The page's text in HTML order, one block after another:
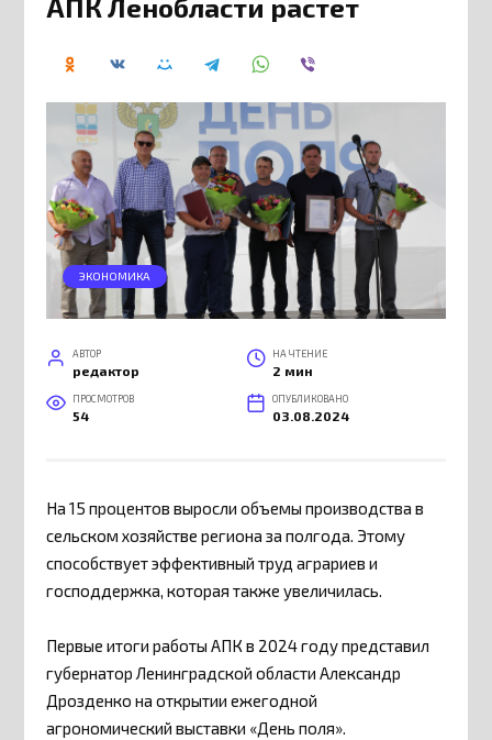
АПК Ленобласти растет
ЭКОНОМИКА
АВТОР
редактор
НА ЧТЕНИЕ
2 мин
ПРОСМОТРОВ
54
ОПУБЛИКОВАНО
03.08.2024
На 15 процентов выросли объемы производства в
сельском хозяйстве региона за полгода. Этому
способствует эффективный труд аграриев и
господдержка, которая также увеличилась.
Первые итоги работы АПК в 2024 году представил
губернатор Ленинградской области Александр
Дрозденко на открытии ежегодной
агрономический выставки «День поля».